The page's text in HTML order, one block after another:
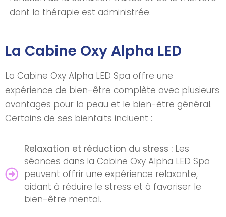
dont la thérapie est administrée.
La Cabine Oxy Alpha LED
La Cabine Oxy Alpha LED Spa offre une
expérience de bien-être complète avec plusieurs
avantages pour la peau et le bien-être général.
Certains de ses bienfaits incluent :
Relaxation et réduction du stress :Les
séances dans la Cabine Oxy Alpha LED Spa
peuvent offrir une expérience relaxante,
aidant à réduire le stress et à favoriser le
bien-être mental.